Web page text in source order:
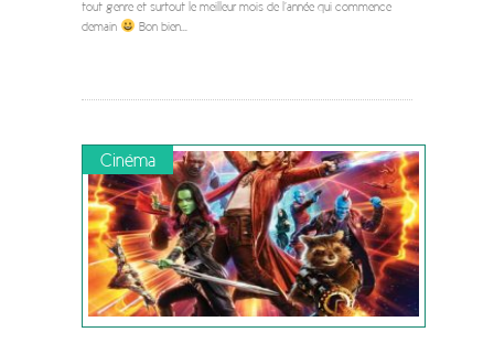
tout genre et surtout le meilleur mois de l’année qui commence
demain
Bon bien...
Cinéma